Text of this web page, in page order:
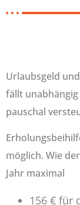
Urlaubsgeld
fällt
pauschal
möglich. Wie
Jahr maximal
156 € für